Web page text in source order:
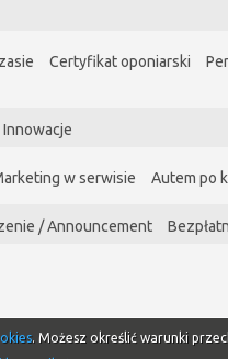
Certyfikat oponiarski
Innowacje
w serwisie Autem po
/ Announcement
. Możesz określić warunki